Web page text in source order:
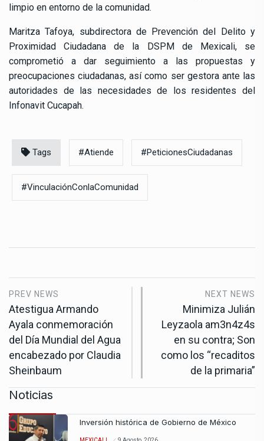
limpio en entorno de la comunidad.
Maritza Tafoya, subdirectora de Prevención del Delito y
Proximidad Ciudadana de la DSPM de Mexicali, se
comprometió a dar seguimiento a las propuestas y
preocupaciones ciudadanas, así como ser gestora ante las
autoridades de las necesidades de los residentes del
Infonavit Cucapah.
Tags #Atiende #PeticionesCiudadanas
#VinculaciónConlaComunidad
PREV NEWS
Atestigua Armando
Ayala conmemoración
del Día Mundial del Agua
encabezado por Claudia
Sheinbaum
NEXT NEWS
Minimiza Julián
Leyzaola am3n4z4s
en su contra; Son
como los “recaditos
de la primaria”
Noticias
Inversión histórica de Gobierno de México